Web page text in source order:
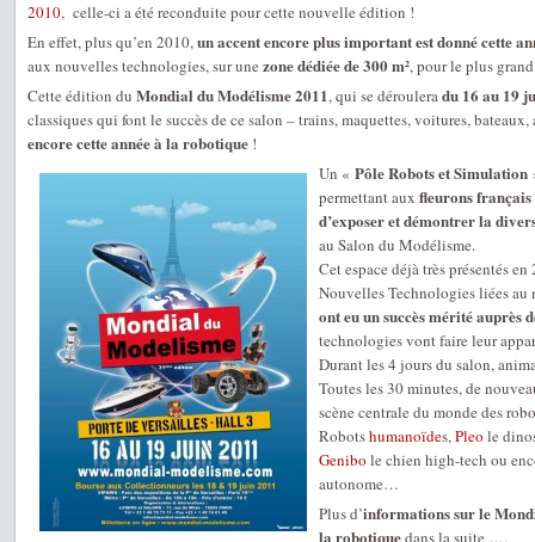
2010, celle-ci a été reconduite pour cette nouvelle édition !
En effet, plus qu’en 2010,un accent encore plus important est donné cette
aux nouvelles technologies, sur une zone dédiée de 300 m², pour le plus
Cette édition du Mondial du Modélisme 2011, qui se dérouleradu 16 au 19
classiques qui font le succès de ce salon – trains, maquettes, voitures,
encore cette année à la robotique !
Un « Pôle Robots et Simulation
permettant aux fleurons
d’exposer et démontrer la
au Salon du Modélisme.
Cet espace déjà très présentés
Nouvelles Technologies liées au
ont eu un succès mérité auprès
technologies vont faire leur
Durant les 4 jours du salon,
Toutes les 30 minutes, de
scène centrale du monde des
Robotshumanoïdes,Pleo le
Genibo le chien high-tech ou
autonome…
Plus d’informations sur le
la robotiquedans la suite ….